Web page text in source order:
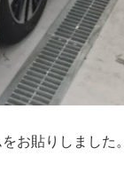
お貼りしました。